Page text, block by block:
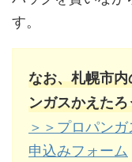
す。
なお、札幌市
ンガスかえた
＞＞プロパン
申込みフォーム